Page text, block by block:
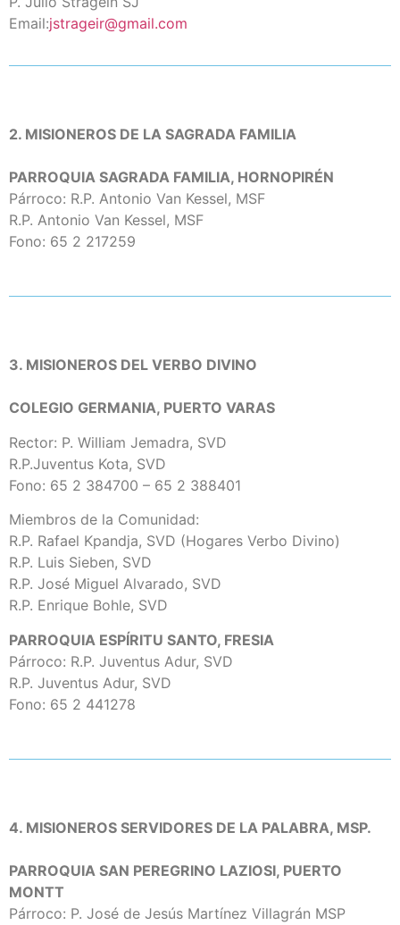
Email:jstrageir@gmail.com
2. MISIONEROS DE LA SAGRADA FAMILIA
PARROQUIA SAGRADA FAMILIA, HORNOPIRÉN
Párroco: R.P. Antonio Van Kessel, MSF
R.P. Antonio Van Kessel, MSF
Fono: 65 2 217259
3. MISIONEROS DEL VERBO DIVINO
COLEGIO GERMANIA, PUERTO VARAS
Rector: P. William Jemadra, SVD
R.P.Juventus Kota, SVD
Fono: 65 2 384700 – 65 2 388401
Miembros de la Comunidad:
R.P. Rafael Kpandja, SVD (Hogares Verbo Divino)
R.P. Luis Sieben, SVD
R.P. José Miguel Alvarado, SVD
R.P. Enrique Bohle, SVD
PARROQUIA ESPÍRITU SANTO, FRESIA
Párroco: R.P. Juventus Adur, SVD
R.P. Juventus Adur, SVD
Fono: 65 2 441278
4. MISIONEROS SERVIDORES DE LA PALABRA, MSP.
PARROQUIA SAN PEREGRINO LAZIOSI, PUERTO
MONTT
Párroco: P. José de Jesús Martínez Villagrán MSP